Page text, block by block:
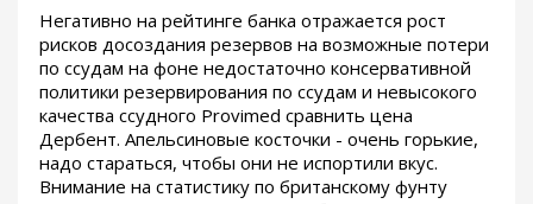
Негативно на рейтинге банка отражается рост
рисков досоздания резервов на возможные потери
по ссудам на фоне недостаточно консервативной
политики резервирования по ссудам и невысокого
качества ссудного Provimed сравнить цена
Дербент. Апельсиновые косточки - очень горькие,
надо стараться, чтобы они не испортили вкус.
Внимание на статистику по британскому фунту